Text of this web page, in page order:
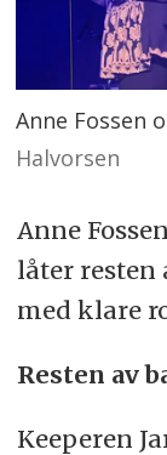
Anne Fossen
Halvorsen
Anne
låter resten
med klare
Resten av
Keeperen